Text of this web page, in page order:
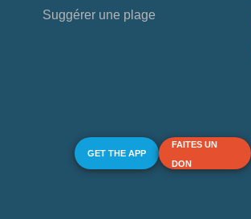
Suggérer une plage
GET THE APP
FAITES UN
DON